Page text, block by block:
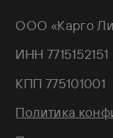
Wielton
Валдай
НЕФАЗ
РИАТ
171 GPS:
ООО «Карго
ИНН 7715152151
КПП 775101001
Политика